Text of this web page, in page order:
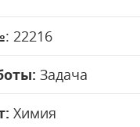
: 22216
Задача
Химия